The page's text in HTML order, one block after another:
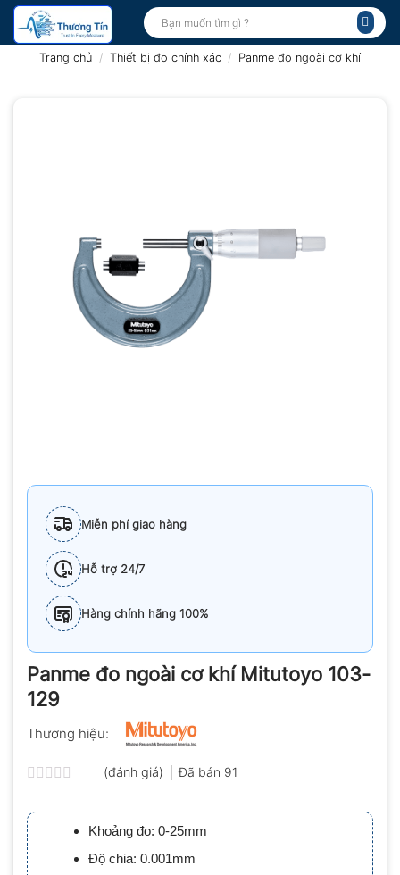
Bỏ
qua
Tìm
kiếm:
Trang chủ / Thiết bị đo chính xác / Panme đo ngoài cơ khí
Miễn phí giao hàng
Hỗ trợ 24/7
Hàng chính hãng 100%
Panme đo ngoài cơ khí Mitutoyo 103-
129
Thương hiệu:
xếp
hạng
0.0
5
sao
(đánh giá) Đã bán 91
Khoảng đo: 0-25mm
Độ chia: 0.001mm